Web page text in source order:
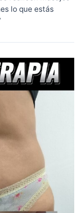
lo que estás